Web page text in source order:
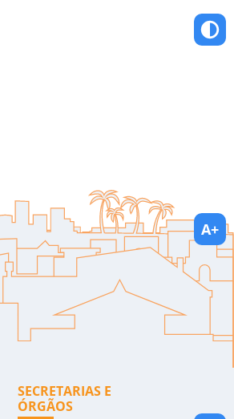
SECRETARIAS E
ÓRGÃOS
A+